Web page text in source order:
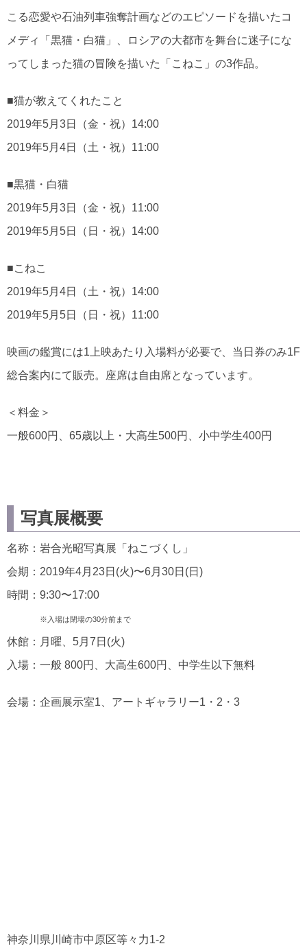
こる恋愛や石油列車強奪計画などのエピソードを描いたコ
メディ「黒猫・白猫」、ロシアの大都市を舞台に迷子にな
ってしまった猫の冒険を描いた「こねこ」の3作品。
■猫が教えてくれたこと
2019年5月3日（金・祝）14:00
2019年5月4日（土・祝）11:00
■黒猫・白猫
2019年5月3日（金・祝）11:00
2019年5月5日（日・祝）14:00
■こねこ
2019年5月4日（土・祝）14:00
2019年5月5日（日・祝）11:00
映画の鑑賞には1上映あたり入場料が必要で、当日券のみ1F
総合案内にて販売。座席は自由席となっています。
＜料金＞
一般600円、65歳以上・大高生500円、小中学生400円
写真展概要
名称：岩合光昭写真展「ねこづくし」
会期：2019年4月23日(火)〜6月30日(日)
時間：9:30〜17:00
※入場は閉場の30分前まで
休館：月曜、5月7日(火)
入場：一般 800円、大高生600円、中学生以下無料
会場：企画展示室1、アートギャラリー1・2・3
神奈川県川崎市中原区等々力1-2